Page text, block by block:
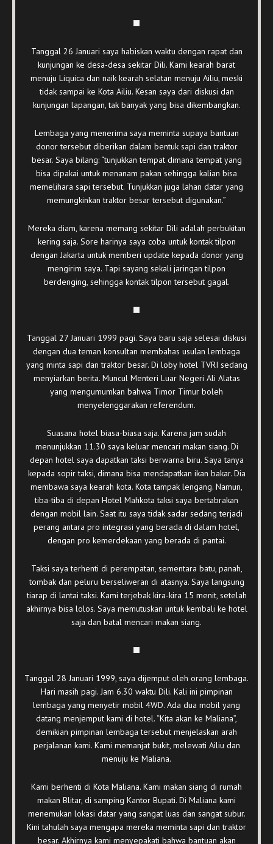
Tanggal 26 Januari saya habiskan waktu dengan rapat dan
kunjungan ke desa-desa sekitar Dili. Kami kearah barat
menuju Liquica dan naik kearah selatan menuju Ailiu, meski
tidak sampai ke Kota Ailiu. Kesan saya dari diskusi dan
kunjungan lapangan, tak banyak yang bisa dikembangkan.
Lembaga yang menerima saya meminta supaya bantuan
donor tersebut diberikan dalam bentuk sapi dan traktor
besar. Saya bilang: “tunjukkan tempat dimana tempat yang
bisa dipakai untuk menanam pakan sehingga kalian bisa
memelihara sapi tersebut. Tunjukkan juga lahan datar yang
memungkinkan traktor besar tersebut digunakan.”
Mereka diam, karena memang sekitar Dili adalah perbukitan
kering saja. Sore harinya saya coba untuk kontak tilpon
dengan Jakarta untuk memberi update kepada donor yang
mengirim saya. Tapi sayang sekali jaringan tilpon
berdenging, sehingga kontak tilpon tersebut gagal.
Tanggal 27 Januari 1999 pagi. Saya baru saja selesai diskusi
dengan dua teman konsultan membahas usulan lembaga
yang minta sapi dan traktor besar. Di loby hotel TVRI sedang
menyiarkan berita. Muncul Menteri Luar Negeri Ali Alatas
yang mengumumkan bahwa Timor Timur boleh
menyelenggarakan referendum.
Suasana hotel biasa-biasa saja. Karena jam sudah
menunjukkan 11.30 saya keluar mencari makan siang. Di
depan hotel saya dapatkan taksi berwarna biru. Saya tanya
kepada sopir taksi, dimana bisa mendapatkan ikan bakar. Dia
membawa saya kearah kota. Kota tampak lengang. Namun,
tiba-tiba di depan Hotel Mahkota taksi saya bertabrakan
dengan mobil lain. Saat itu saya tidak sadar sedang terjadi
perang antara pro integrasi yang berada di dalam hotel,
dengan pro kemerdekaan yang berada di pantai.
Taksi saya terhenti di perempatan, sementara batu, panah,
tombak dan peluru berseliweran di atasnya. Saya langsung
tiarap di lantai taksi. Kami terjebak kira-kira 15 menit, setelah
akhirnya bisa lolos. Saya memutuskan untuk kembali ke hotel
saja dan batal mencari makan siang.
Tanggal 28 Januari 1999, saya dijemput oleh orang lembaga.
Hari masih pagi. Jam 6.30 waktu Dili. Kali ini pimpinan
lembaga yang menyetir mobil 4WD. Ada dua mobil yang
datang menjemput kami di hotel. “Kita akan ke Maliana”,
demikian pimpinan lembaga tersebut menjelaskan arah
perjalanan kami. Kami memanjat bukit, melewati Ailiu dan
menuju ke Maliana.
Kami berhenti di Kota Maliana. Kami makan siang di rumah
makan Blitar, di samping Kantor Bupati. Di Maliana kami
menemukan lokasi datar yang sangat luas dan sangat subur.
Kini tahulah saya mengapa mereka meminta sapi dan traktor
besar. Akhirnya kami menyepakati bahwa bantuan akan